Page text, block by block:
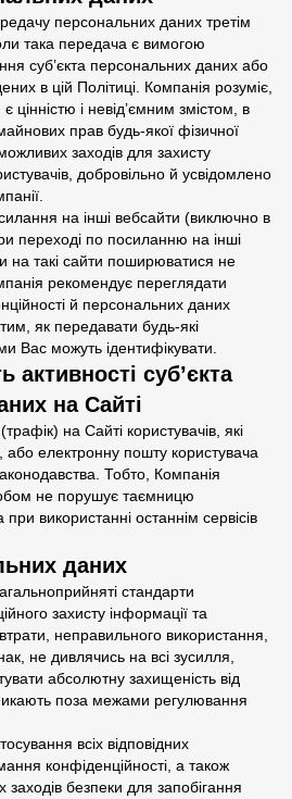
персональних даних третім
така передача є вимогою
суб’єкта персональних даних або
в цій Політиці. Компанія розуміє,
цінністю і невід’ємним змістом, в
прав будь-якої фізичної
заходів для захисту
добровільно й усвідомлено
на інші вебсайти (виключно в
переході по посиланню на інші
на такі сайти поширюватися не
рекомендує переглядати
й персональних даних
як передавати будь-які
Вас можуть ідентифікувати.
активності суб’єкта
на Сайті
на Сайті користувачів, які
електронну пошту користувача
Тобто, Компанія
не порушує таємницю
при використанні останнім сервісів
даних
стандарти
захисту інформації та
неправильного використання,
не дивлячись на всі зусилля,
абсолютну захищеність від
поза межами регулювання
всіх відповідних
конфіденційності, а також
заходів безпеки для запобігання